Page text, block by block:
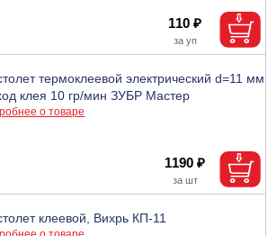
110 ₽
термоклеевой электрический d=11 мм
клея 10 гр/мин ЗУБР Мастер
о товаре
1190 ₽
клеевой, Вихрь КП-11